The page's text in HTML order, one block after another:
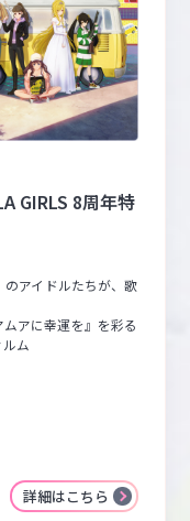
GIRLS 8周年特
のアイドルたちが、歌
アに幸運を』を彩る
ム
詳細はこちら